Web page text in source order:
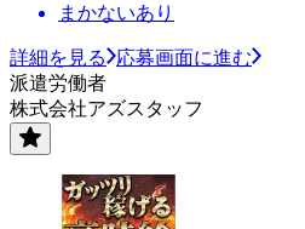
まかないあり
詳細を見る
応募画面に進む
派遣労働者
株式会社アズスタッフ